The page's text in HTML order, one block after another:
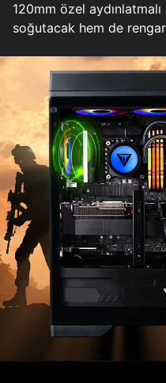
120mm özel aydınlatmalı
soğutacak hem de